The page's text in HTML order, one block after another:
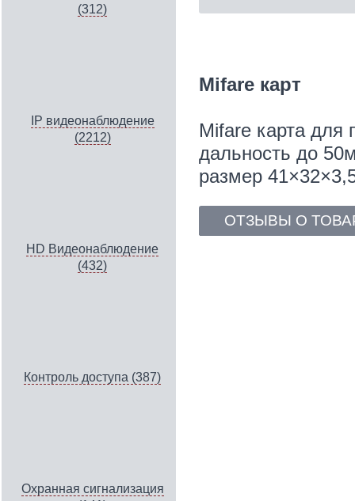
(312)
IP видеонаблюдение
(2212)
HD Видеонаблюдение
(432)
Контроль доступа (387)
Охранная сигнализация
Mifare карт
Mifare карта для
дальность до
размер
ОТЗЫВЫ О